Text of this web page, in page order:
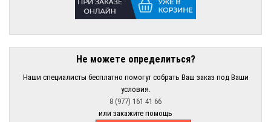
Не можете определиться?
Наши специалисты бесплатно помогут собрать Ваш заказ под Ваши
условия.
8 (977) 161 41 66
или закажите помощь